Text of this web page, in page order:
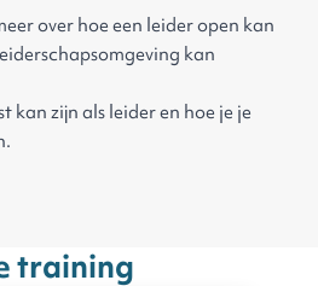
over hoe een leider open kan
kan
kan zijn als leider en hoe je je
training meer informatie over
over hoe je gezamenlijk
training